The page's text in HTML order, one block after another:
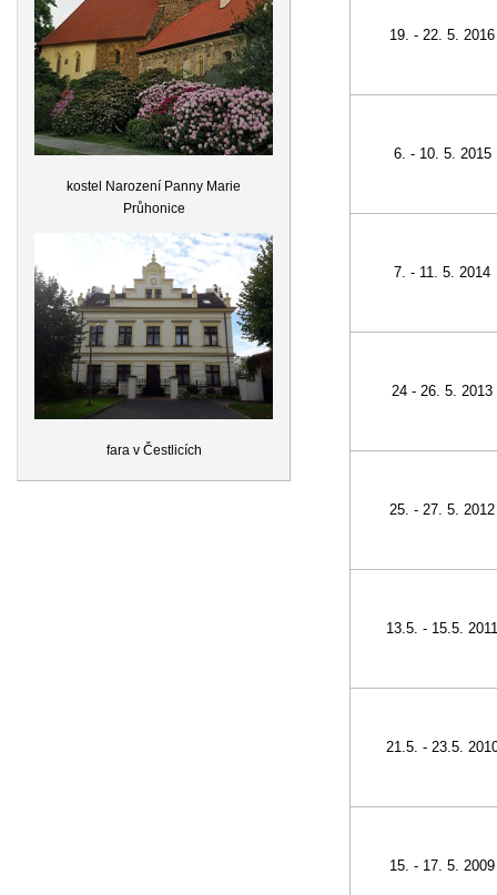
kostel Narození Panny Marie
Průhonice
fara v Čestlicích
19. - 22. 5. 2016
6. - 10. 5. 2015
7. - 11. 5. 2014
24 - 26. 5. 2013
25. - 27. 5. 2012
13.5. - 15.5.
21.5. - 23.5.
15. - 17. 5. 2009